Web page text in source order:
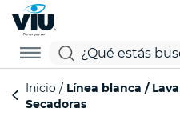
Inicio Línea blanca
Secadoras